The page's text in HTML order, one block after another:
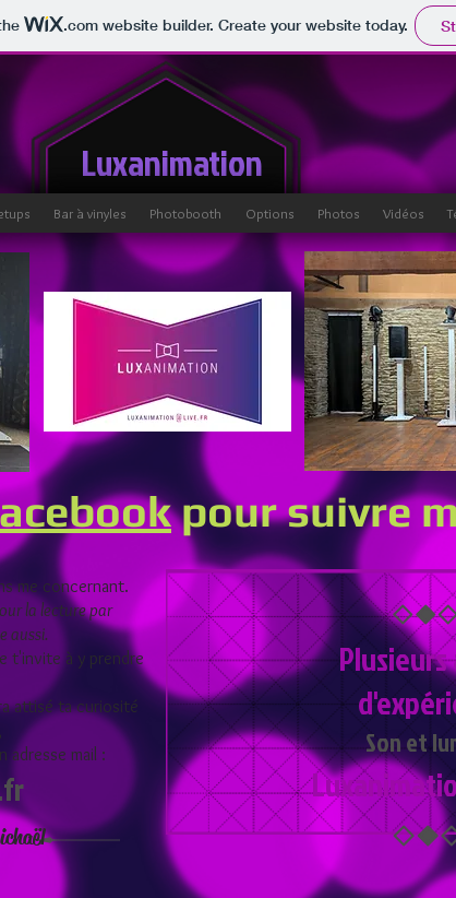
.comwebsite builder. Create your website today.
Luxanimation
Bar à vinyles Photobooth Options Photos Vidéos
pour suivre
me concernant.
la lecture par
aussi.
t'invite à y prendre
attisé ta curiosité
mail :
Son et